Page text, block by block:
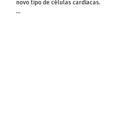
novo tipo de células cardíacas.
…